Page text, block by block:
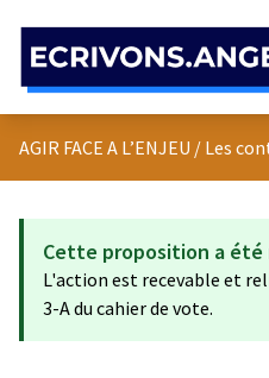
AGIR FACE A L’ENJEU / Les
Cette proposition a été
L'action est recevable et
3-A du cahier de vote.